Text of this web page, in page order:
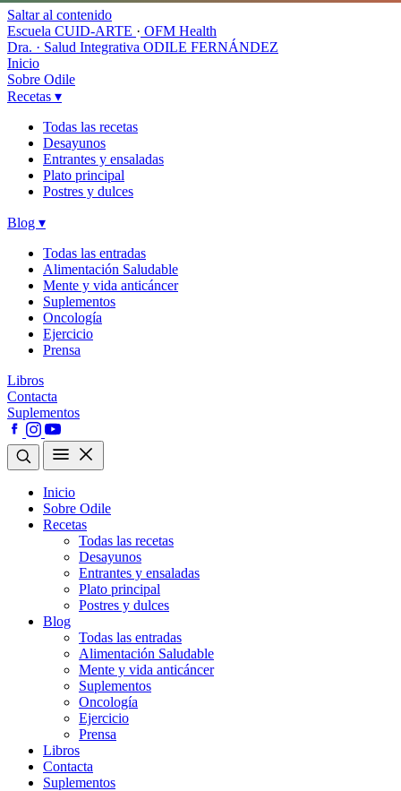
Saltar al contenido
Escuela CUID-ARTE · OFM Health
Dra. · Salud Integrativa ODILE FERNÁNDEZ
Inicio
Sobre Odile
Recetas ▾
Todas las recetas
Desayunos
Entrantes y ensaladas
Plato principal
Postres y dulces
Blog ▾
Todas las entradas
Alimentación Saludable
Mente y vida anticáncer
Suplementos
Oncología
Ejercicio
Prensa
Libros
Contacta
Suplementos
Inicio
Sobre Odile
Recetas
Todas las recetas
Desayunos
Entrantes y ensaladas
Plato principal
Postres y dulces
Blog
Todas las entradas
Alimentación Saludable
Mente y vida anticáncer
Suplementos
Oncología
Ejercicio
Prensa
Libros
Contacta
Suplementos